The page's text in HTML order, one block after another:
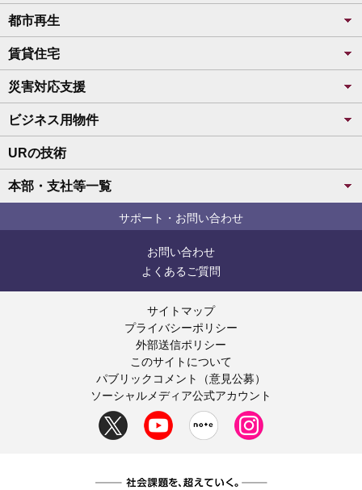
都市再生
賃貸住宅
災害対応支援
ビジネス用物件
URの技術
本部・支社等一覧
サポート・お問い合わせ
お問い合わせ
よくあるご質問
サイトマップ
プライバシーポリシー
外部送信ポリシー
このサイトについて
パブリックコメント（意見公募）
ソーシャルメディア公式アカウント